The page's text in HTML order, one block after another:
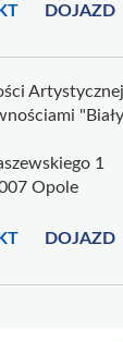
DOJAZD
1
Opole
DOJAZD